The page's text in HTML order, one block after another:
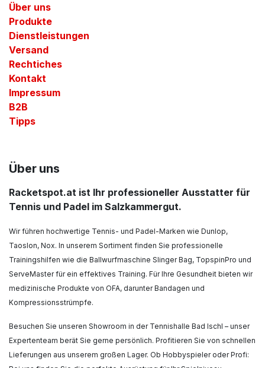
Über uns
Produkte
Dienstleistungen
Versand
Rechtiches
Kontakt
Impressum
B2B
Tipps
Über uns
Racketspot.at ist Ihr professioneller Ausstatter für
Tennis und Padel im Salzkammergut.
Wir führen hochwertige Tennis- und Padel-Marken wie Dunlop,
Taoslon, Nox. In unserem Sortiment finden Sie professionelle
Trainingshilfen wie die Ballwurfmaschine Slinger Bag, TopspinPro und
ServeMaster für ein effektives Training. Für Ihre Gesundheit bieten wir
medizinische Produkte von OFA, darunter Bandagen und
Kompressionsstrümpfe.
Besuchen Sie unseren Showroom in der Tennishalle Bad Ischl – unser
Expertenteam berät Sie gerne persönlich. Profitieren Sie von schnellen
Lieferungen aus unserem großen Lager. Ob Hobbyspieler oder Profi: